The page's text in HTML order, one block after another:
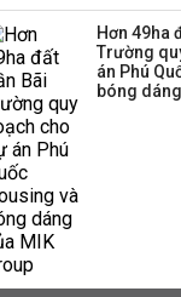
Hơn 49ha
Trường
án Phú
bóng